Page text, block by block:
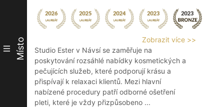
III Místo
Zobrazit více >>
Studio Ester v Návsí se zaměřuje na
poskytování rozsáhlé nabídky kosmetických a
pečujících služeb, které podporují krásu a
přispívají k relaxaci klientů. Mezi hlavní
nabízené procedury patří odborné ošetření
pleti, které je vždy přizpůsobeno ...